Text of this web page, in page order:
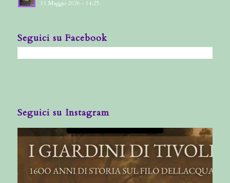
11 Maggio 2026 - 14:25
Seguici su Facebook
Seguici su Instagram